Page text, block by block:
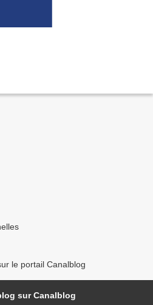
le portail Canalblog
sur Canalblog